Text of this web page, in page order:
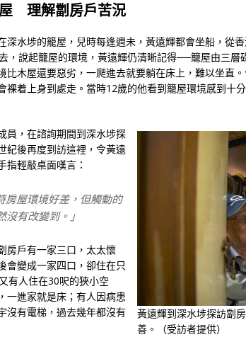
理解劏房戶苦況
深水埗的籠屋，兒時每逢週未，黃遠輝都會坐船，從
，說起籠屋的環境，黃遠輝仍清晰記得──籠屋由三層
比木屋還要惡劣，一爬進去就要躺在床上，難以坐直
裸着上身到處走。當時12歲的他看到籠屋環境感到十
黃遠輝到深水埗探訪劏
善。（受訪者提供）
員，在諮詢期間到深水埗探
紀後再度到訪這裡，令黃遠
指輕敲桌面嘆言：
房屋環境好差，但觸動的
沒有改變到。」
房戶有一家三口，太太懷
會變成一家四口，卻住在只
有人住在30呎的狹小空
一進家就是床；有人因病患
沒有電梯，過去幾年都沒有